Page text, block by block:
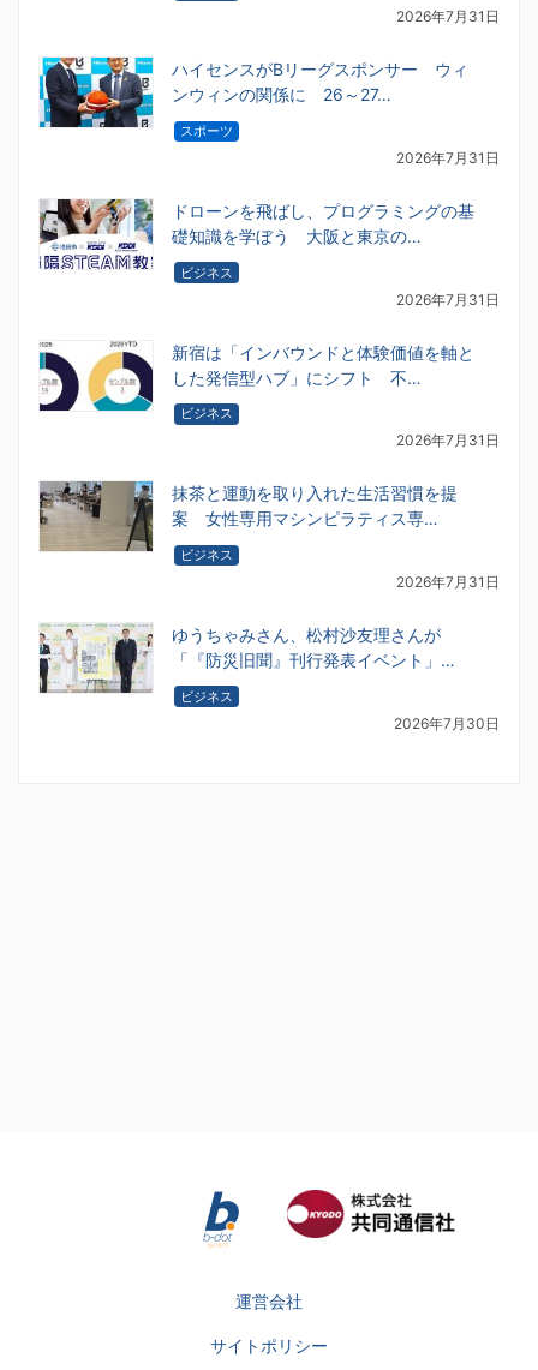
2026年7月31日
ハイセンスがBリーグスポンサー ウィ
ンウィンの関係に 26～27…
スポーツ
2026年7月31日
ドローンを飛ばし、プログラミングの基
礎知識を学ぼう 大阪と東京の…
ビジネス
2026年7月31日
新宿は「インバウンドと体験価値を軸と
した発信型ハブ」にシフト 不…
ビジネス
2026年7月31日
抹茶と運動を取り入れた生活習慣を提
案 女性専用マシンピラティス専…
ビジネス
2026年7月31日
ゆうちゃみさん、松村沙友理さんが
「『防災旧聞』刊行発表イベント」…
ビジネス
2026年7月30日
運営会社
サイトポリシー